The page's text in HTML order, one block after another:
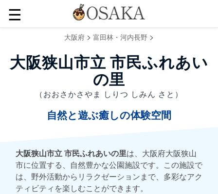
☰
大阪府 > 富田林・河内長野 >
大阪狭山市立 市民ふれあい
の里
（おおさかさやま しりつ しみん さと）
自然と遊ぶ癒しの体験空間
大阪狭山市立 市民ふれあいの里は、大阪府大阪狭山
市に位置する、自然豊かな公園施設です。この施設で
は、野外活動からリラクゼーションまで、多彩なアク
ティビティを楽しむことができます。